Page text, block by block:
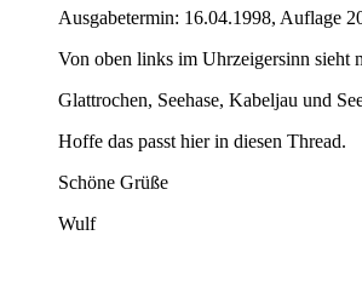
Ausgabetermin: 16.04.1998, Auflage
Von oben links im Uhrzeigersinn sieht
Glattrochen, Seehase, Kabeljau und
Hoffe das passt hier in diesen Thread.
Schöne Grüße
Wulf